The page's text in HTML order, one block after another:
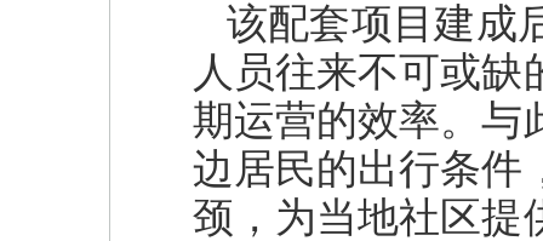
该配套项目建成
人员往来不可或
期运营的效率。与
边居民的出行条件
颈，为当地社区提